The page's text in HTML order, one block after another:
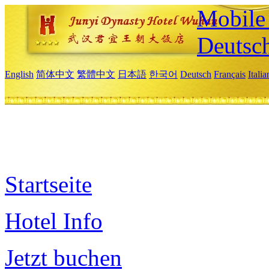
Mobile
English 简体中文 繁體中文 日本語 한국어 Deutsch Français
Startseite
Hotel Info
Jetzt buchen